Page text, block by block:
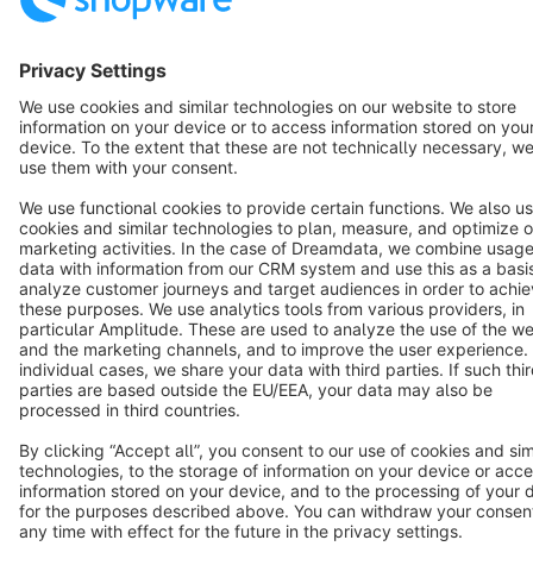
Cookie settings
Notice: * All prices are quoted net of the statutory value-added tax